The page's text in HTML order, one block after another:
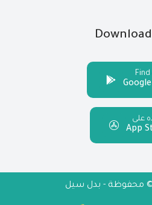
Download
Find
على
App
محفوظة - بدل سيل